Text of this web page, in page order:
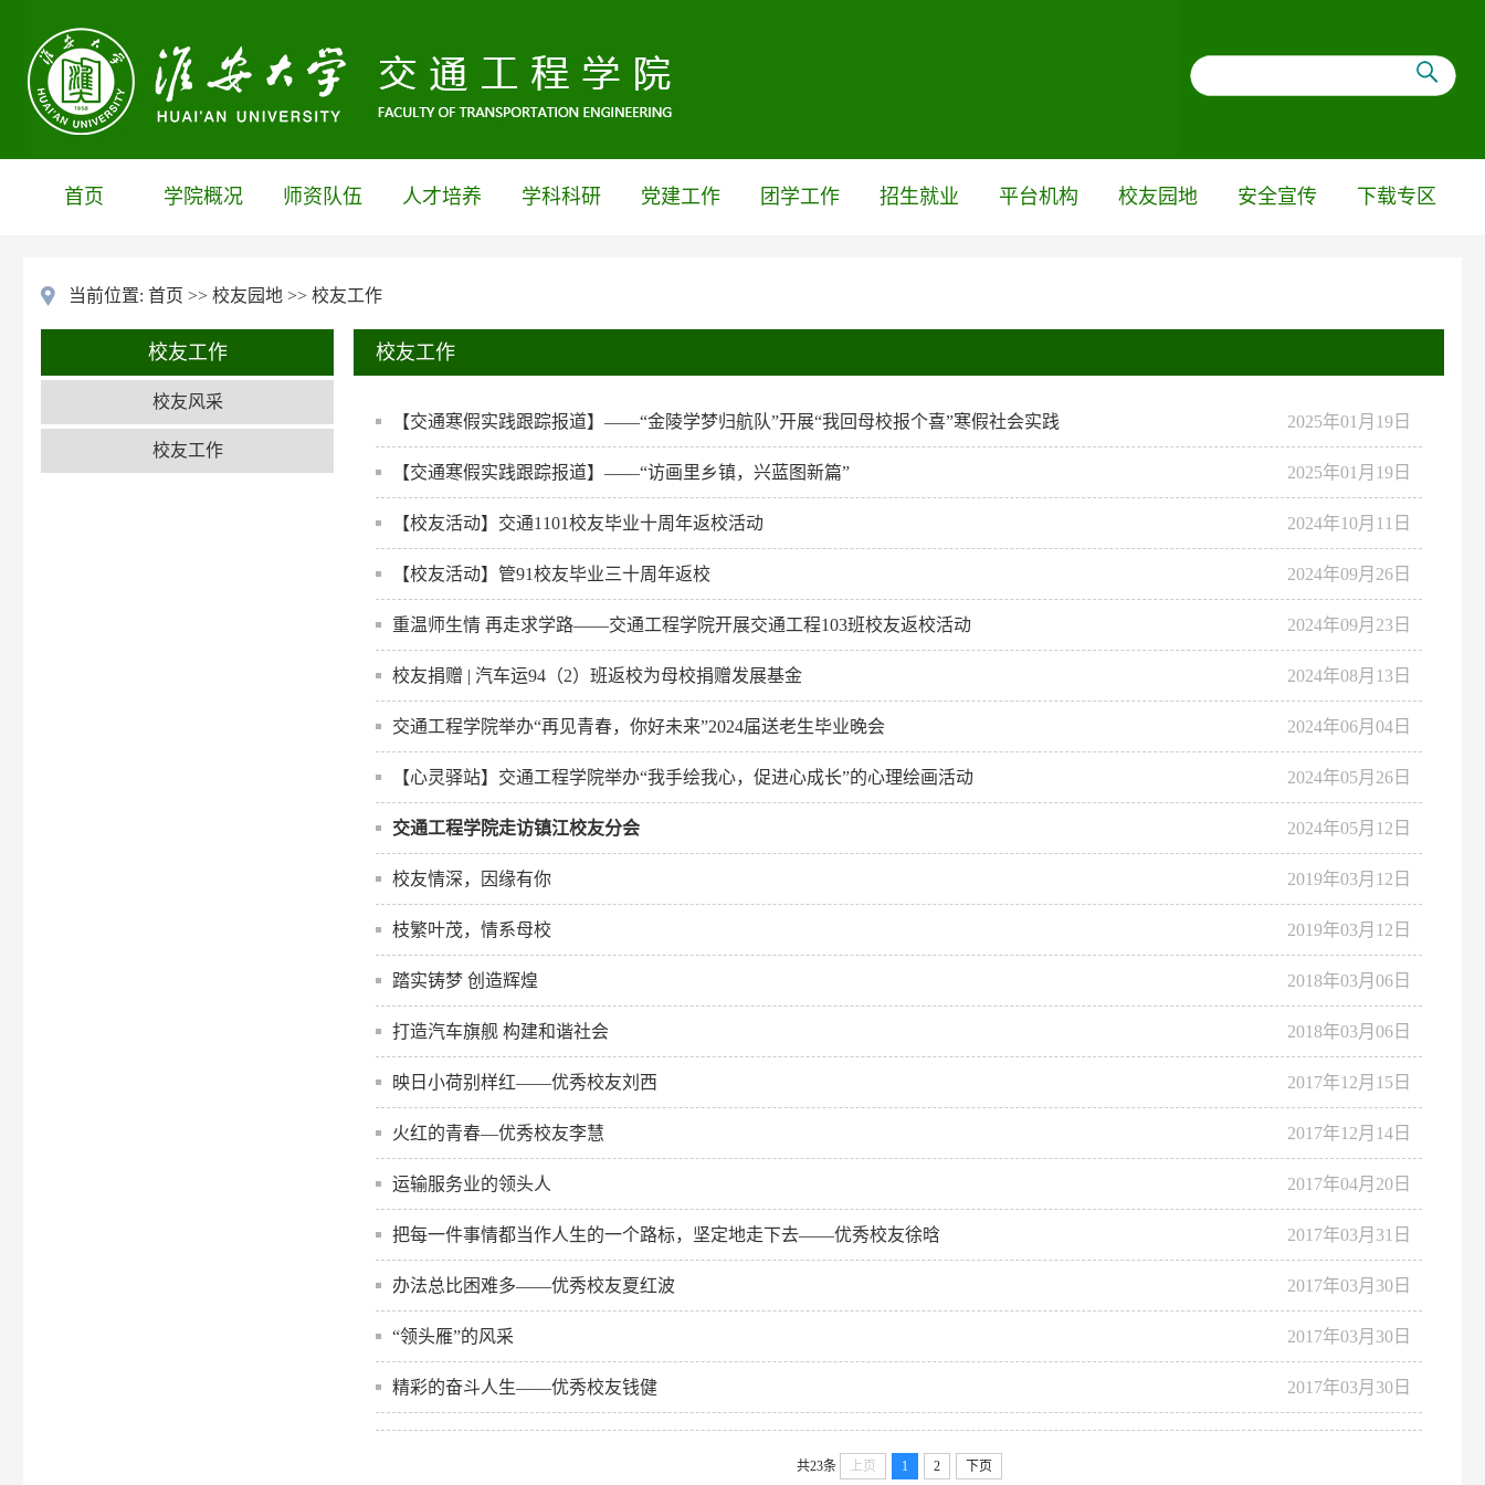
首页 学院概况 师资队伍 人才培养 学科科研 党建工作 团学工作 招生就业 平台机构 校友园地 安全宣传 下载专区
当前位置: 首页 >> 校友园地 >> 校友工作
校友工作
校友风采
校友工作
校友工作
2025年01月19日
【交通寒假实践跟踪报道】——“金陵学梦归航队”开展“我回母校报个喜”寒假社会实践
2025年01月19日
【交通寒假实践跟踪报道】——“访画里乡镇，兴蓝图新篇”
2024年10月11日
【校友活动】交通1101校友毕业十周年返校活动
2024年09月26日
【校友活动】管91校友毕业三十周年返校
2024年09月23日
重温师生情 再走求学路——交通工程学院开展交通工程103班校友返校活动
2024年08月13日
校友捐赠 | 汽车运94（2）班返校为母校捐赠发展基金
2024年06月04日
交通工程学院举办“再见青春，你好未来”2024届送老生毕业晚会
2024年05月26日
【心灵驿站】交通工程学院举办“我手绘我心，促进心成长”的心理绘画活动
2024年05月12日
交通工程学院走访镇江校友分会
2019年03月12日
校友情深，因缘有你
2019年03月12日
枝繁叶茂，情系母校
2018年03月06日
踏实铸梦 创造辉煌
2018年03月06日
打造汽车旗舰 构建和谐社会
2017年12月15日
映日小荷别样红——优秀校友刘西
2017年12月14日
火红的青春—优秀校友李慧
2017年04月20日
运输服务业的领头人
2017年03月31日
把每一件事情都当作人生的一个路标，坚定地走下去——优秀校友徐晗
2017年03月30日
办法总比困难多——优秀校友夏红波
2017年03月30日
“领头雁”的风采
2017年03月30日
精彩的奋斗人生——优秀校友钱健
共23条 上页 1 2 下页